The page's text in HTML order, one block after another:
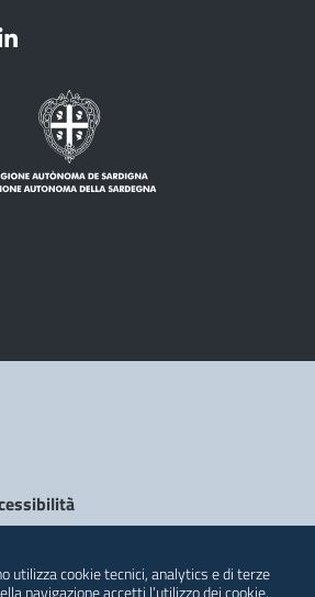
utilizza cookie tecnici, analytics e di terze